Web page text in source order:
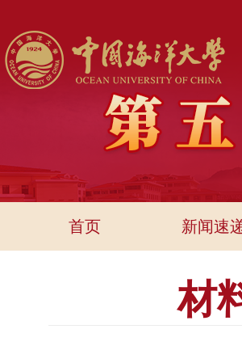
首页 新闻速
材